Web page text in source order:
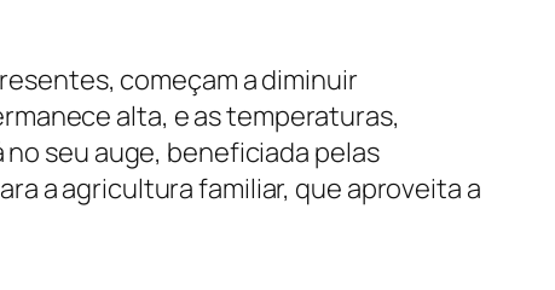
começam a diminuir
alta, e as temperaturas,
seu auge, beneficiada pelas
a agricultura familiar, que aproveita a